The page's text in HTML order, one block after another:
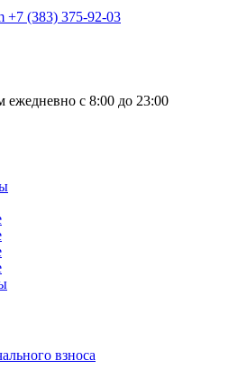
+7 (383) 375-92-03
ежедневно с 8:00 до 23:00
взноса